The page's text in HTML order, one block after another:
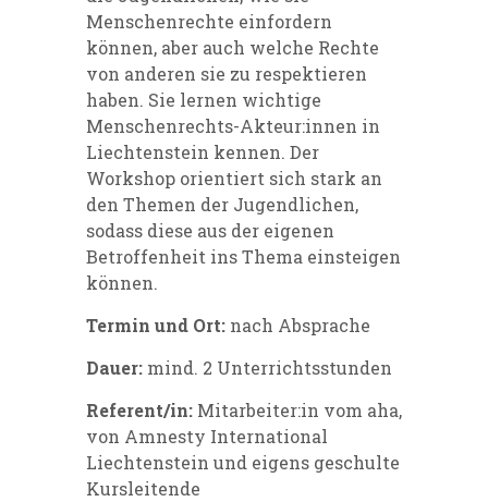
Menschenrechte einfordern
können, aber auch welche Rechte
von anderen sie zu respektieren
haben. Sie lernen wichtige
Menschenrechts-Akteur:innen in
Liechtenstein kennen. Der
Workshop orientiert sich stark an
den Themen der Jugendlichen,
sodass diese aus der eigenen
Betroffenheit ins Thema einsteigen
können.
Termin und Ort: nach Absprache
Dauer: mind. 2 Unterrichtsstunden
Referent/in: Mitarbeiter:in vom aha,
von Amnesty International
Liechtenstein und eigens geschulte
Kursleitende